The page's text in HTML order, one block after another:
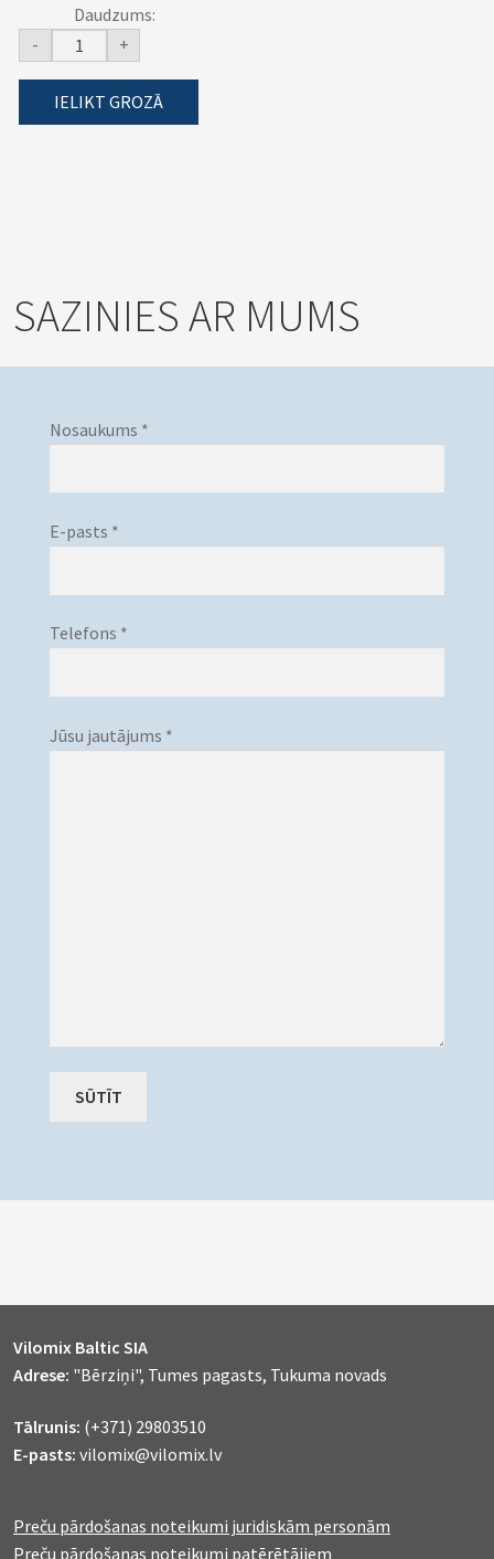
Daudzums:
-
+
IELIKT GROZĀ
SAZINIES AR MUMS
Nosaukums *
E-pasts *
Telefons *
Jūsu jautājums *
Vilomix Baltic SIA
Adrese: "Bērziņi", Tumes pagasts, Tukuma novads
Tālrunis: (+371) 29803510
E-pasts: vilomix@vilomix.lv
Preču pārdošanas noteikumi juridiskām personām
Preču pārdošanas noteikumi patērētājiem